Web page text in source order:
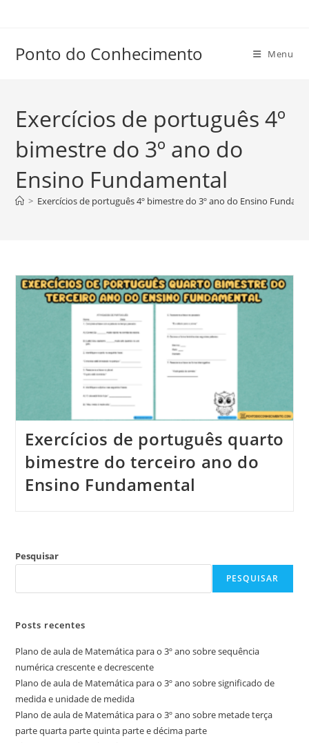
conteúdo
Ponto do Conhecimento Menu
Exercícios de português 4º
bimestre do 3º ano do
Ensino Fundamental
> Exercícios de português 4º bimestre do 3º ano do Ensino
Exercícios de português quarto
bimestre do terceiro ano do
Ensino Fundamental
Pesquisar
PESQUISAR
Posts recentes
Plano de aula de Matemática para o 3º ano sobre sequência
numérica crescente e decrescente
Plano de aula de Matemática para o 3º ano sobre significado de
medida e unidade de medida
Plano de aula de Matemática para o 3º ano sobre metade terça
parte quarta parte quinta parte e décima parte